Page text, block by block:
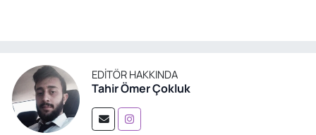
EDITÖR HAKKINDA
Tahir Ömer Çokluk